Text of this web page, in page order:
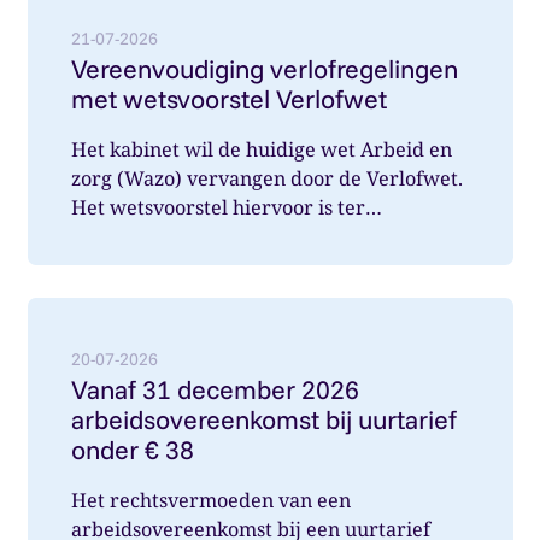
21-07-2026
Vereenvoudiging verlofregelingen
met wetsvoorstel Verlofwet
Het kabinet wil de huidige wet Arbeid en
zorg (Wazo) vervangen door de Verlofwet.
Het wetsvoorstel hiervoor is ter
20-07-2026
Vanaf 31 december 2026
arbeidsovereenkomst bij uurtarief
onder € 38
Het rechtsvermoeden van een
arbeidsovereenkomst bij een uurtarief